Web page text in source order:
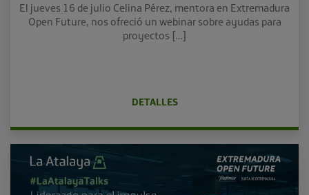
El jueves 16 de julio Celina Pérez, mentora en Extremadura
Open Future, nos ofreció un webinar sobre ayudas para
proyectos […]
DETALLES